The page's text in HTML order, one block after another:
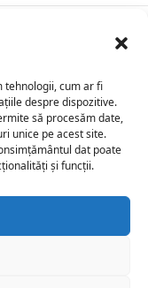
tehnologii, cum ar fi
despre dispozitive.
să procesăm date,
unice pe acest site.
dat poate
și funcții.